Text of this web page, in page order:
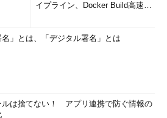
イプライン、Docker Build高速化
名」とは、「デジタル署名」とは
ルは捨てない！ アプリ連携で防ぐ情報の